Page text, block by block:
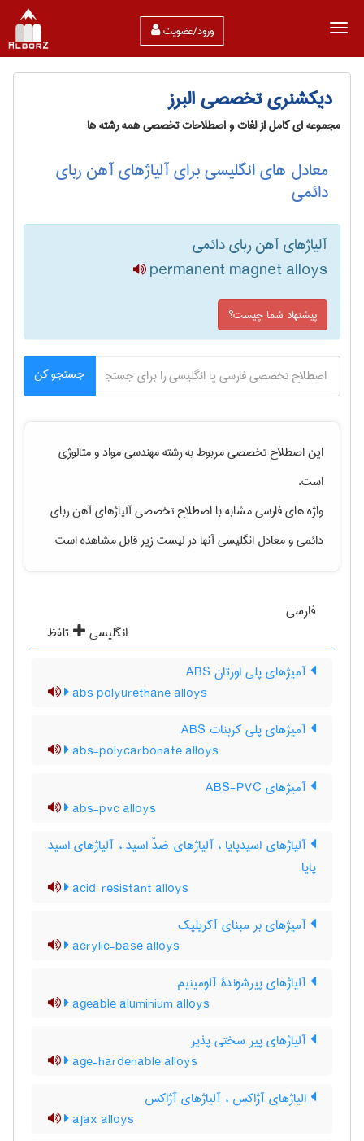
ورود/عضویت
دیکشنری تخصصی البرز
مجموعه ای کامل از لغات و اصطلاحات تخصصی همه رشته ها
معادل های انگلیسی برای آلیاژهای آهن ربای
دائمی
آلیاژهای آهن ربای دائمی
permanent magnet alloys
پیشنهاد شما چیست؟
جستجو کن
این اصطلاح تخصصی مربوط به رشتهمهندسی مواد و متالوژی
است.
واژه های فارسی مشابه با اصطلاح تخصصیآلیاژهای آهن ربای
دائمیو معادل انگلیسی آنها در لیست زیر قابل مشاهده است
فارسی
انگلیسی
تلفظ
آمیژهای پلی اورتان ABS
abs polyurethane alloys
آمیژهای پلی کربنات ABS
abs-polycarbonate alloys
آمیژهای ABS-PVC
abs-pvc alloys
آلیاژهای اسیدپایا ، آلیاژهای ضدّ اسید ، آلیاژهای اسید
پایا
acid-resistant alloys
آمیژهای بر مبنای آکریلیک
acrylic-base alloys
آلیاژهای پیرشوندۀ آلومینیم
ageable aluminium alloys
آلیاژهای پیر سختی پذیر
age-hardenable alloys
الیاژهای آژاکس ، آلیاژهای آژاکس
ajax alloys